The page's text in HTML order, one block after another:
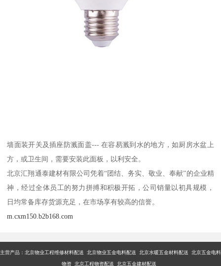
墙面装开关及插座防溅面盖--- 在容易溅到水的地方，如厨房水盆上
方，或卫生间，需要安装此面板，以利安全。
北京汇翔通泰建材有限公司凭着“团结、务实、敬业、奉献”的企业精
神，经过全体员工的努力拼搏和积极开拓，公司销量以初具规模，
日均常备库存货源充足，在市场享有较高的信誉。
m.cxm150.b2b168.com
主营产品： 北京物业工程维修材料配送 北京物业五金电料配送 北京水暖五金材料配送 北京五金电料
物资 北京工程物资配送 北京五金建材配送